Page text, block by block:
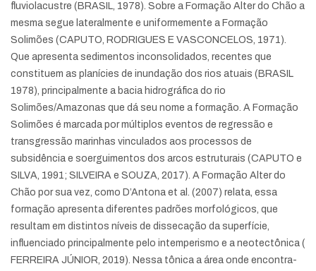
fluviolacustre (BRASIL, 1978). Sobre a Formação Alter do Chão a
mesma segue lateralmente e uniformemente a Formação
Solimões (CAPUTO, RODRIGUES E VASCONCELOS, 1971).
Que apresenta sedimentos inconsolidados, recentes que
constituem as planícies de inundação dos rios atuais (BRASIL
1978), principalmente a bacia hidrográfica do rio
Solimões/Amazonas que dá seu nome a formação. A Formação
Solimões é marcada por múltiplos eventos de regressão e
transgressão marinhas vinculados aos processos de
subsidência e soerguimentos dos arcos estruturais (CAPUTO e
SILVA, 1991; SILVEIRA e SOUZA, 2017). A Formação Alter do
Chão por sua vez, como D’Antona et al. (2007) relata, essa
formação apresenta diferentes padrões morfológicos, que
resultam em distintos níveis de dissecação da superfície,
influenciado principalmente pelo intemperismo e a neotectônica (
FERREIRA JÚNIOR, 2019). Nessa tônica a área onde encontra-